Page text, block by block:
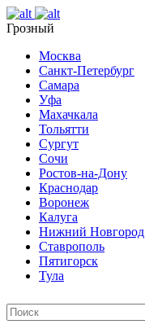
Грозный
Москва
Санкт-Петербург
Самара
Уфа
Махачкала
Тольятти
Сургут
Сочи
Ростов-на-Дону
Краснодар
Воронеж
Калуга
Нижний Новгород
Ставрополь
Пятигорск
Тула